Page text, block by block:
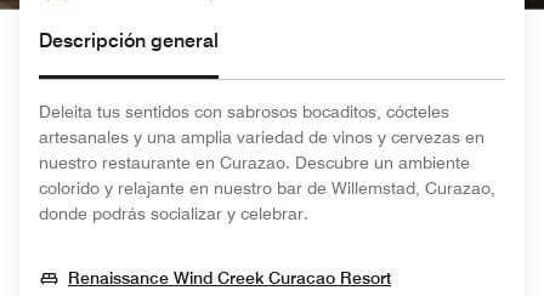
Descripción general
Deleita tus sentidos con sabrosos bocaditos, cócteles
artesanales y una amplia variedad de vinos y cervezas en
nuestro restaurante en Curazao. Descubre un ambiente
colorido y relajante en nuestro bar de Willemstad, Curazao,
donde podrás socializar y celebrar.
Renaissance Wind Creek Curacao ResortOpens In New